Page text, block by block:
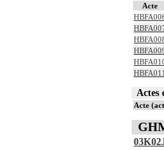
Acte
Actes
Acte